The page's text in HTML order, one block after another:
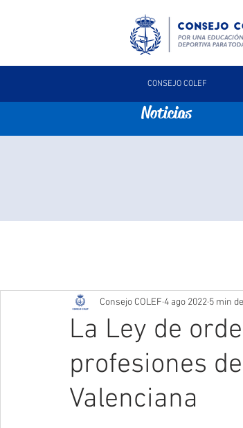
CONSEJO COLEF
Noticias
La Ley de
profesiones
Valenciana
Consejo COLEF 4 ago 2022 5 min